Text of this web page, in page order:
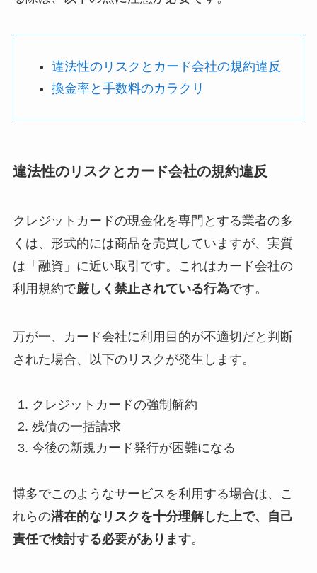
違法性のリスクとカード会社の規約違反
換金率と手数料のカラクリ
違法性のリスクとカード会社の規約違反
クレジットカードの現金化を専門とする業者の多
くは、形式的には商品を売買していますが、実質
は「融資」に近い取引です。これはカード会社の
利用規約で厳しく禁止されている行為です。
万が一、カード会社に利用目的が不適切だと判断
された場合、以下のリスクが発生します。
クレジットカードの強制解約
残債の一括請求
今後の新規カード発行が困難になる
博多でこのようなサービスを利用する場合は、こ
れらの潜在的なリスクを十分理解した上で、自己
責任で検討する必要があります。